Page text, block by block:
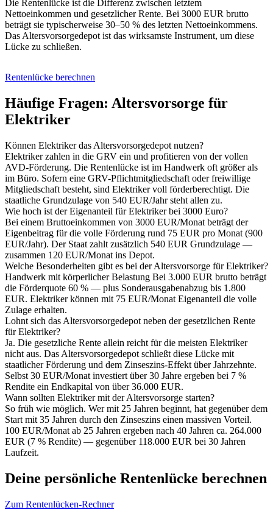
Die Rentenlücke ist die Differenz zwischen letztem
Nettoeinkommen und gesetzlicher Rente. Bei 3000 EUR brutto
beträgt sie typischerweise 30–50 % des letzten Nettoeinkommens.
Das Altersvorsorgedepot ist das wirksamste Instrument, um diese
Lücke zu schließen.
Rentenlücke berechnen
Häufige Fragen: Altersvorsorge für
Elektriker
Können Elektriker das Altersvorsorgedepot nutzen?
Elektriker zahlen in die GRV ein und profitieren von der vollen
AVD-Förderung. Die Rentenlücke ist im Handwerk oft größer als
im Büro. Sofern eine GRV-Pflichtmitgliedschaft oder freiwillige
Mitgliedschaft besteht, sind Elektriker voll förderberechtigt. Die
staatliche Grundzulage von 540 EUR/Jahr steht allen zu.
Wie hoch ist der Eigenanteil für Elektriker bei 3000 Euro?
Bei einem Bruttoeinkommen von 3000 EUR/Monat beträgt der
Eigenbeitrag für die volle Förderung rund 75 EUR pro Monat (900
EUR/Jahr). Der Staat zahlt zusätzlich 540 EUR Grundzulage —
zusammen 120 EUR/Monat ins Depot.
Welche Besonderheiten gibt es bei der Altersvorsorge für Elektriker?
Handwerk mit körperlicher Belastung Bei 3.000 EUR brutto beträgt
die Förderquote 60 % — plus Sonderausgabenabzug bis 1.800
EUR. Elektriker können mit 75 EUR/Monat Eigenanteil die volle
Zulage erhalten.
Lohnt sich das Altersvorsorgedepot neben der gesetzlichen Rente
für Elektriker?
Ja. Die gesetzliche Rente allein reicht für die meisten Elektriker
nicht aus. Das Altersvorsorgedepot schließt diese Lücke mit
staatlicher Förderung und dem Zinseszins-Effekt über Jahrzehnte.
Selbst 30 EUR/Monat investiert über 30 Jahre ergeben bei 7 %
Rendite ein Endkapital von über 36.000 EUR.
Wann sollten Elektriker mit der Altersvorsorge starten?
So früh wie möglich. Wer mit 25 Jahren beginnt, hat gegenüber dem
Start mit 35 Jahren durch den Zinseszins einen massiven Vorteil.
100 EUR/Monat ab 25 Jahren ergeben nach 40 Jahren ca. 264.000
EUR (7 % Rendite) — gegenüber 118.000 EUR bei 30 Jahren
Laufzeit.
Deine persönliche Rentenlücke berechnen
Zum Rentenlücken-Rechner